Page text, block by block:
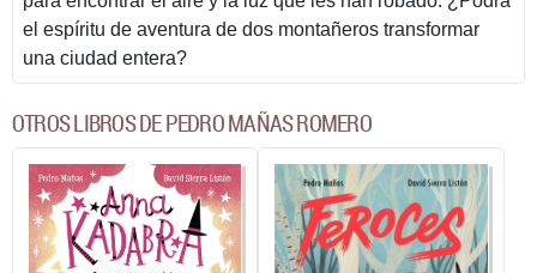
el espíritu de aventura de dos montañeros transformar
una ciudad entera?
OTROS LIBROS DE PEDRO MAÑAS ROMERO